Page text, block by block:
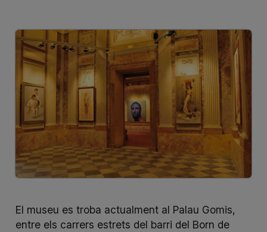
El museu es troba actualment al Palau Gomis,
entre els carrers estrets del barri del Born de